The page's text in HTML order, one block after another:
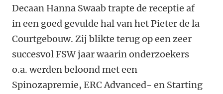
Decaan Hanna Swaab trapte de receptie af
in een goed gevulde hal van het Pieter de la
Courtgebouw. Zij blikte terug op een zeer
succesvol FSW jaar waarin onderzoekers
o.a. werden beloond met een
Spinozapremie, ERC Advanced- en Starting